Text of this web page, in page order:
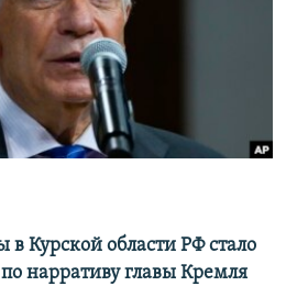
Курской области РФ стало
нарративу главы Кремля